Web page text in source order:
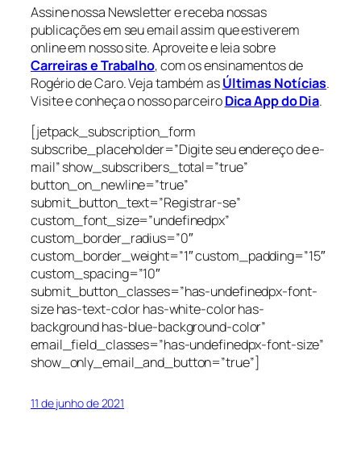
Assine nossa Newsletter e receba nossas
publicações em seu email assim que estiverem
online em nosso site. Aproveite e leia sobre
Carreiras e Trabalho, com os ensinamentos de
Rogério de Caro. Veja também asÚltimas Notícias.
Visite e conheça o nosso parceiroDica App do Dia.
[jetpack_subscription_form
subscribe_placeholder=”Digite seu endereço de e-
mail” show_subscribers_total=”true”
button_on_newline=”true”
submit_button_text=”Registrar-se”
custom_font_size=”undefinedpx”
custom_border_radius=”0″
custom_border_weight=”1″ custom_padding=”15″
custom_spacing=”10″
submit_button_classes=”has-undefinedpx-font-
size has-text-color has-white-color has-
background has-blue-background-color”
email_field_classes=”has-undefinedpx-font-size”
show_only_email_and_button=”true”]
11 de junho de 2021